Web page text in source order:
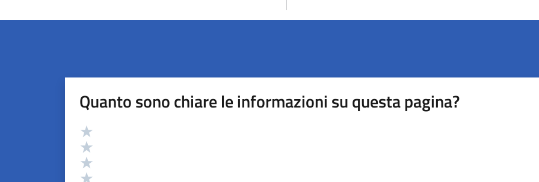
Quanto sono chiare le informazioni su questa pagina?
Valutazione